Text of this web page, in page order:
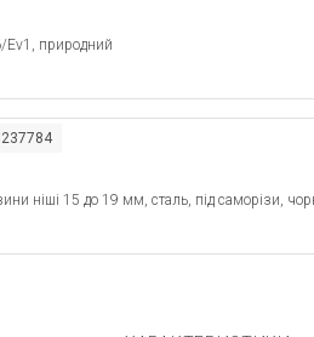
природний
ніші 15 до 19 мм, сталь, під саморізи,